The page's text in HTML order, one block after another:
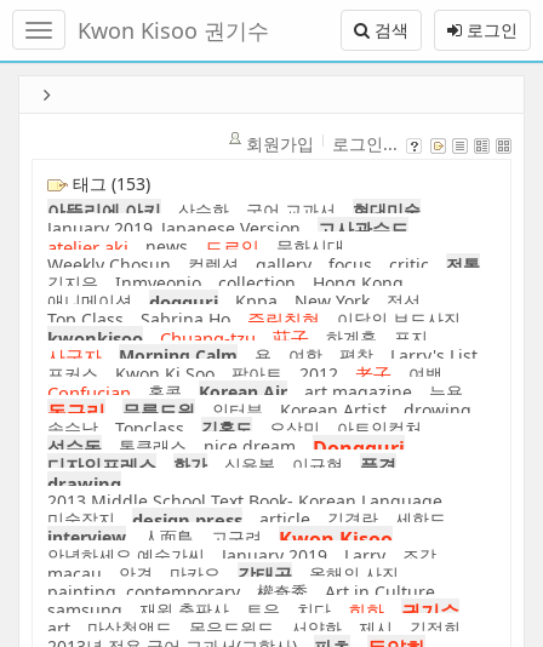
메
토
로그인
검색
Kwon Kisoo 권기수
회원가입
로그인...
태그 (153)
아뜰리에 아키 산수화 국어 교과서 현대미술
January 2019_Japanese Version 고사관수도
atelier aki news 드로잉 문화시대
Weekly Chosun 컬렉션 gallery focus critic 전통
김지은 Inmyeonjo collection Hong Kong
애니메이션 dogguri Kppa New York 정선
Top Class Sabrina Ho 죽림칠현 이달의 보도사진
kwonkisoo Chuang-tzu 莊子 하계훈 표지
사군자 Morning Calm 용 여항 평창 Larry's List
포커스 Kwon Ki Soo 팝아트 2012 老子 여백
Confucian 홍콩 Korean Air art magazine 뉴욕
동구리 무릉도원 인터뷰 Korean Artist drowing
송수남 Topclass 김홍도 오상민 아트인컬처
성수동 톱클래스 nice dream Dongguri
디자인프레스 화가 신윤복 이규현 풍경
drawing
2013 Middle School Text Book- Korean Language
미술잡지 design press article 김경란 세한도
interview 人面鳥 고구려 Kwon Kisoo
안녕하세요 예술가씨 January 2019 Larry 조각
macau 안견 마카오 강태공 올해의 사진
painting. contemporary 權奇秀 Art in Culture
samsung 재원 출판사 토우 치다 회화 권기수
art 마상청앵도 몽유도원도 서양화 제시 김정희